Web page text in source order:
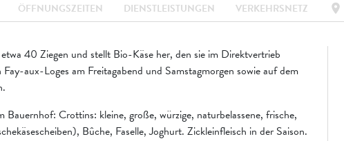
ÖFFNUNGSZEITEN DIENSTLEISTUNGEN VERKEHRSNETZ location_on
40 Ziegen und stellt Bio-Käse her, den sie im Direktvertrieb
aux-Loges am Freitagabend und Samstagmorgen sowie auf dem
Bauernhof: Crottins: kleine, große, würzige, naturbelassene, frische,
Bûche, Faselle, Joghurt. Zickleinfleisch in der Saison.